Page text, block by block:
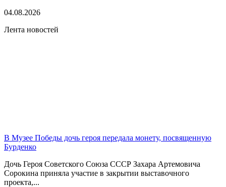
04.08.2026
Лента новостей
В Музее Победы дочь героя передала монету, посвященную
Бурденко
Дочь Героя Советского Союза СССР Захара Артемовича
Сорокина приняла участие в закрытии выставочного
проекта,...